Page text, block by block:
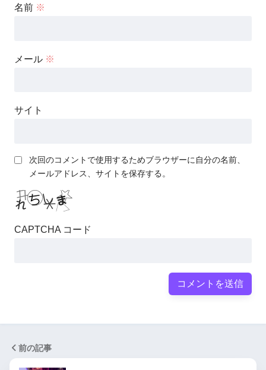
名前 ※
メール ※
サイト
次回のコメントで使用するためブラウザーに自分の名前、
メールアドレス、サイトを保存する。
CAPTCHA コード
前の記事